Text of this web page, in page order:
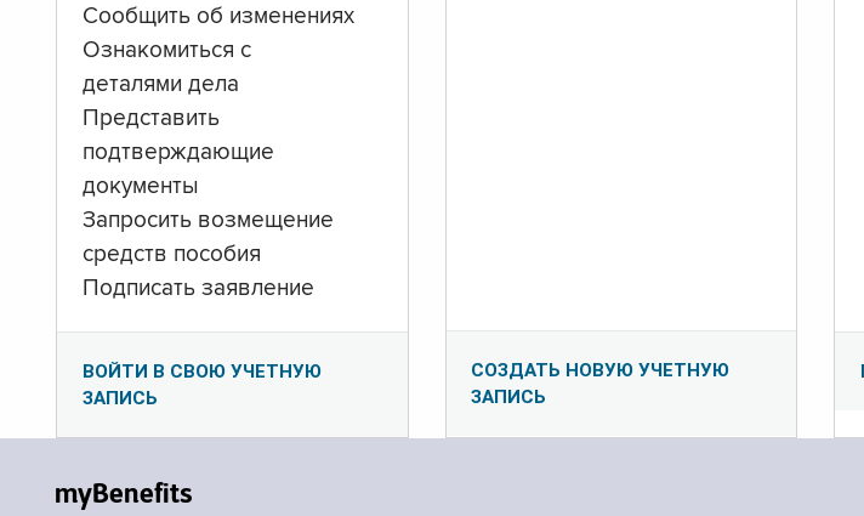
Сообщить об изменениях
Ознакомиться с
деталями дела
Представить
подтверждающие
документы
Запросить возмещение
средств пособия
Подписать заявление
ВОЙТИ В СВОЮ УЧЕТНУЮ
ЗАПИСЬ
СОЗДАТЬ НОВУЮ УЧЕТНУЮ
ЗАПИСЬ
myBenefits